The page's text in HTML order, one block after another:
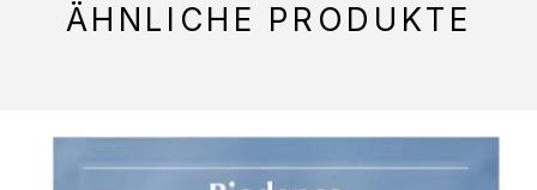
ÄHNLICHE PRODUKTE